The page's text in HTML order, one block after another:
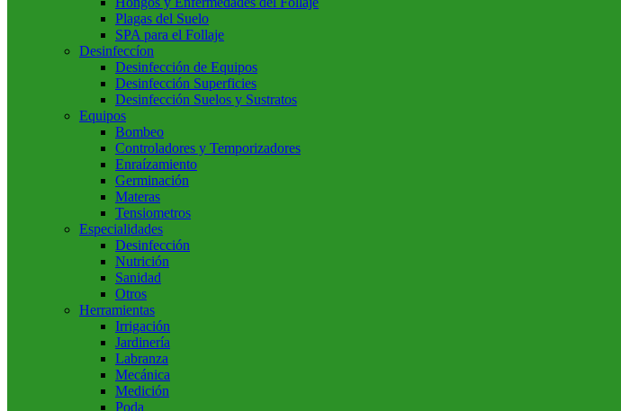
Plagas del Suelo
SPA para el Follaje
Desinfeccíon
Desinfección de Equipos
Desinfección Superficies
Desinfección Suelos y Sustratos
Equipos
Bombeo
Controladores y Temporizadores
Enraízamiento
Germinación
Materas
Tensiometros
Especialidades
Desinfección
Nutrición
Sanidad
Otros
Herramientas
Irrigación
Jardinería
Labranza
Mecánica
Medición
Poda